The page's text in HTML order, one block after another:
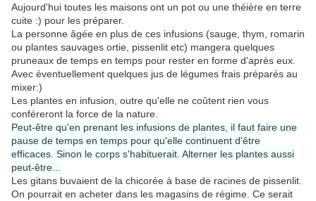
Aujourd'hui toutes les maisons ont un pot ou une théière en terre
cuite :) pour les préparer.
La personne âgée en plus de ces infusions (sauge, thym, romarin
ou plantes sauvages ortie, pissenlit etc) mangera quelques
pruneaux de temps en temps pour rester en forme d'après eux.
Avec éventuellement quelques jus de légumes frais préparés au
mixer:)
Les plantes en infusion, outre qu'elle ne coûtent rien vous
conféreront la force de la nature.
Peut-être qu'en prenant les infusions de plantes, il faut faire une
pause de temps en temps pour qu'elle continuent d'être
efficaces. Sinon le corps s'habituerait. Alterner les plantes aussi
peut-être...
Les gitans buvaient de la chicorée à base de racines de pissenlit.
On pourrait en acheter dans les magasins de régime. Ce serait